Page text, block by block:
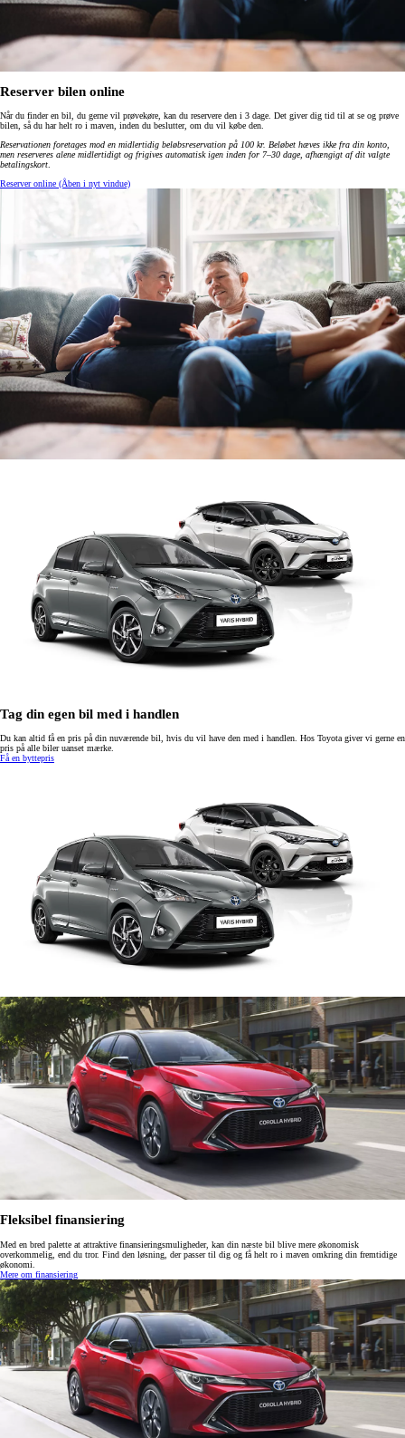
Reserver bilen online
Når du finder en bil, du gerne vil prøvekøre, kan du reservere den i 3 dage. Det giver dig tid til at se og prøve
bilen, så du har helt ro i maven, inden du beslutter, om du vil købe den.
Reservationen foretages mod en midlertidig beløbsreservation på 100 kr. Beløbet hæves ikke fra din konto,
men reserveres alene midlertidigt og frigives automatisk igen inden for 7–30 dage, afhængigt af dit valgte
betalingskort.
Reserver online (Åben i nyt vindue)
Tag din egen bil med i handlen
Du kan altid få en pris på din nuværende bil, hvis du vil have den med i handlen. Hos Toyota giver vi gerne en
pris på alle biler uanset mærke.
Få en byttepris
Fleksibel finansiering
Med en bred palette at attraktive finansieringsmuligheder, kan din næste bil blive mere økonomisk
overkommelig, end du tror. Find den løsning, der passer til dig og få helt ro i maven omkring din fremtidige
økonomi.
Mere om finansiering